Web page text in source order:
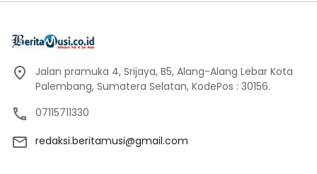
Jalan pramuka 4, Srijaya, B5, Alang-Alang Lebar Kota
Palembang, Sumatera Selatan, KodePos : 30156.
07115711330
redaksi.beritamusi@gmail.com